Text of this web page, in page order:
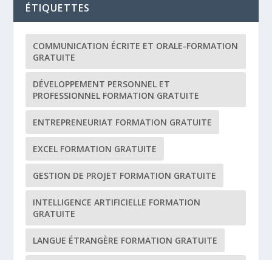
ÉTIQUETTES
COMMUNICATION ÉCRITE ET ORALE-FORMATION
GRATUITE
DÉVELOPPEMENT PERSONNEL ET
PROFESSIONNEL FORMATION GRATUITE
ENTREPRENEURIAT FORMATION GRATUITE
EXCEL FORMATION GRATUITE
GESTION DE PROJET FORMATION GRATUITE
INTELLIGENCE ARTIFICIELLE FORMATION
GRATUITE
LANGUE ÉTRANGÈRE FORMATION GRATUITE